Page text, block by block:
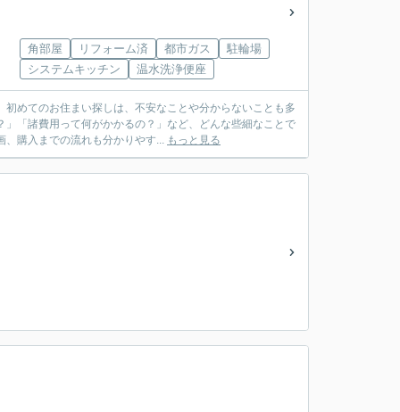
角部屋 リフォーム済 都市ガス
駐輪場
システムキッチン
温水洗浄便座
資金計画、購入までの流れも分かりやす... もっと見る